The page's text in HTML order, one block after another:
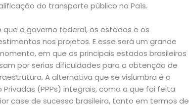
do transporte público no País.
o governo federal, os estados e os
nos projetos. E esse será um grande
em que os principais estados brasileiros
por serias dificuldades para a obtenção de
A alternativa que se vislumbra é o
(PPPs) integrais, como a que foi feita
case de sucesso brasileiro, tanto em termos de